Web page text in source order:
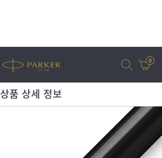
0
상품 상세 정보